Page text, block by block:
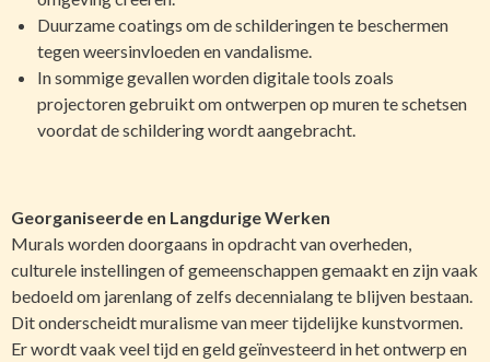
Duurzame coatings om de schilderingen te beschermen
tegen weersinvloeden en vandalisme.
In sommige gevallen worden digitale tools zoals
projectoren gebruikt om ontwerpen op muren te schetsen
voordat de schildering wordt aangebracht.
Georganiseerde en Langdurige Werken
Murals worden doorgaans in opdracht van overheden,
culturele instellingen of gemeenschappen gemaakt en zijn vaak
bedoeld om jarenlang of zelfs decennialang te blijven bestaan.
Dit onderscheidt muralisme van meer tijdelijke kunstvormen.
Er wordt vaak veel tijd en geld geïnvesteerd in het ontwerp en